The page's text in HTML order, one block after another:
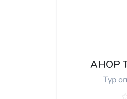
АНОР
Тур